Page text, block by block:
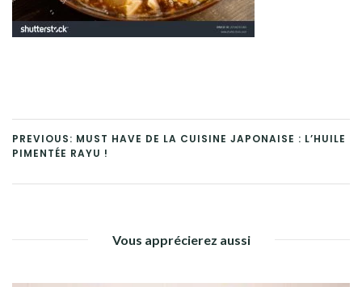
PREVIOUS: MUST HAVE DE LA CUISINE JAPONAISE : L’HUILE
PIMENTÉE RAYU !
Vous apprécierez aussi